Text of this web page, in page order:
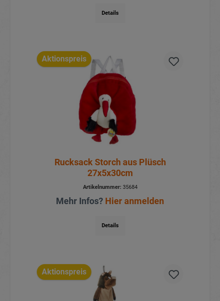
Details
Aktionspreis
Rucksack Storch aus Plüsch
27x5x30cm
Artikelnummer:35684
Mehr Infos? Hier anmelden
Details
Aktionspreis